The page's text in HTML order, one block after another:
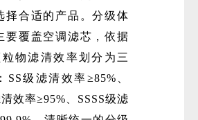
择合适的产品。分级体
要覆盖空调滤芯，依据
粒物滤清效率划分为三
SS级滤清效率≥85%、
效率≥95%、SSSS级滤